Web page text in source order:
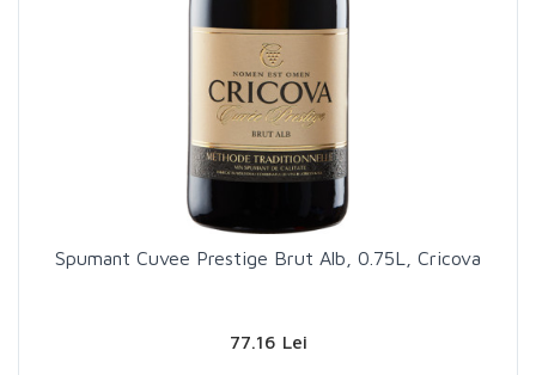
Spumant Cuvee Prestige Brut Alb, 0.75L, Cricova
77.16 Lei